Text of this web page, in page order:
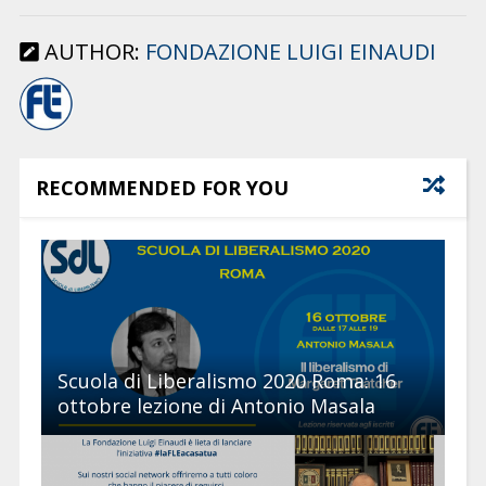
AUTHOR: FONDAZIONE LUIGI EINAUDI
RECOMMENDED FOR YOU
Scuola di Liberalismo 2020 Roma: 16
ottobre lezione di Antonio Masala